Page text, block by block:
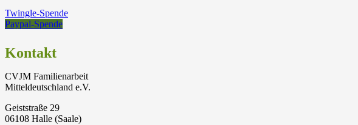
Twingle-Spende
Paypal-Spende
Kontakt
CVJM Familienarbeit
Mitteldeutschland e.V.
Geiststraße 29
06108 Halle (Saale)